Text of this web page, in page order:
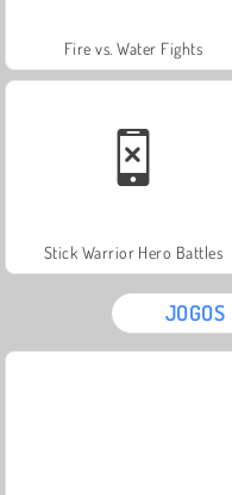
Fire vs. Water Fights
Stick Warrior Hero Battles
JOGOS